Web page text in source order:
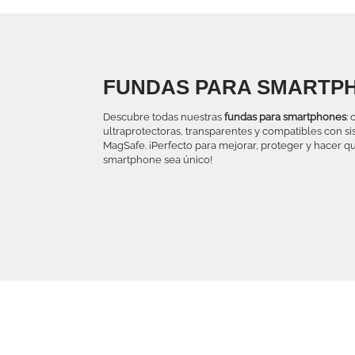
FUNDAS PARA
Descubre todas nuestrasfundas para smartphones:
ultraprotectoras, transparentes y compatibles con
MagSafe. ¡Perfecto para mejorar, proteger y hacer
smartphone sea único!